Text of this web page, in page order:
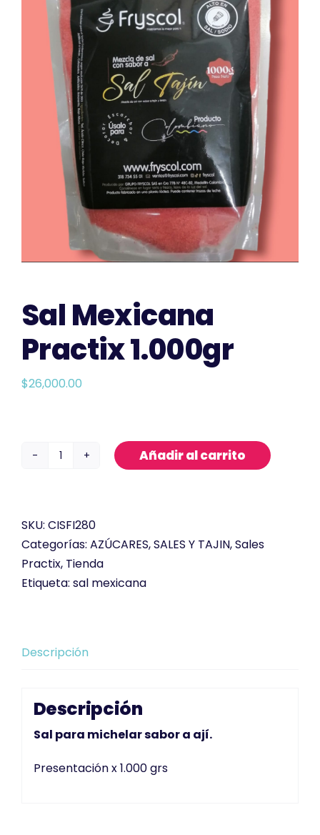
CONTACTO
Sal Mexicana
Practix 1.000gr
$26,000.00
Sal
1.000gr
cantidad
Añadir al carrito
SKU: CISFI280
Categorías: AZÚCARES, SALES Y TAJIN,Sales
Practix, Tienda
Etiqueta: sal mexicana
Descripción
Descripción
Sal para michelar sabor a ají.
Presentación x 1.000 grs